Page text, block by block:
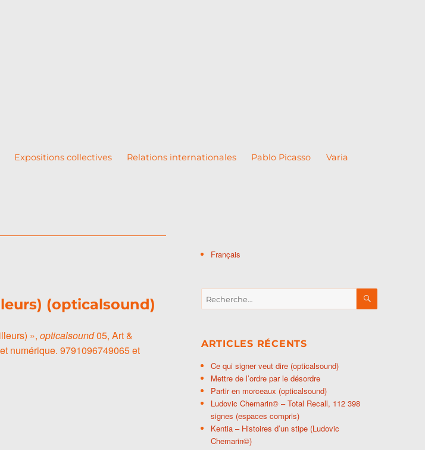
Expositions collectives Relations internationales Pablo Picasso Varia
(opticalsound)
», opticalsound05, Art &
numérique. 9791096749065 et
Français
Recherche
pour :
ARTICLES RÉCENTS
Ce qui signer veut dire (opticalsound)
Mettre de l’ordre par le désordre
Partir en morceaux (opticalsound)
Ludovic Chemarin© – Total Recall, 112 398
signes (espaces compris)
Kentia – Histoires d’un stipe (Ludovic
Chemarin©)